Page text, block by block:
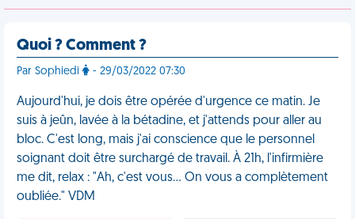
Quoi ? Comment ?
Par Sophiedi - 29/03/2022 07:30
Aujourd'hui, je dois être opérée d'urgence ce matin. Je
suis à jeûn, lavée à la bétadine, et j'attends pour aller au
bloc. C'est long, mais j'ai conscience que le personnel
soignant doit être surchargé de travail. À 21h, l'infirmière
me dit, relax : "Ah, c'est vous… On vous a complètement
oubliée." VDM